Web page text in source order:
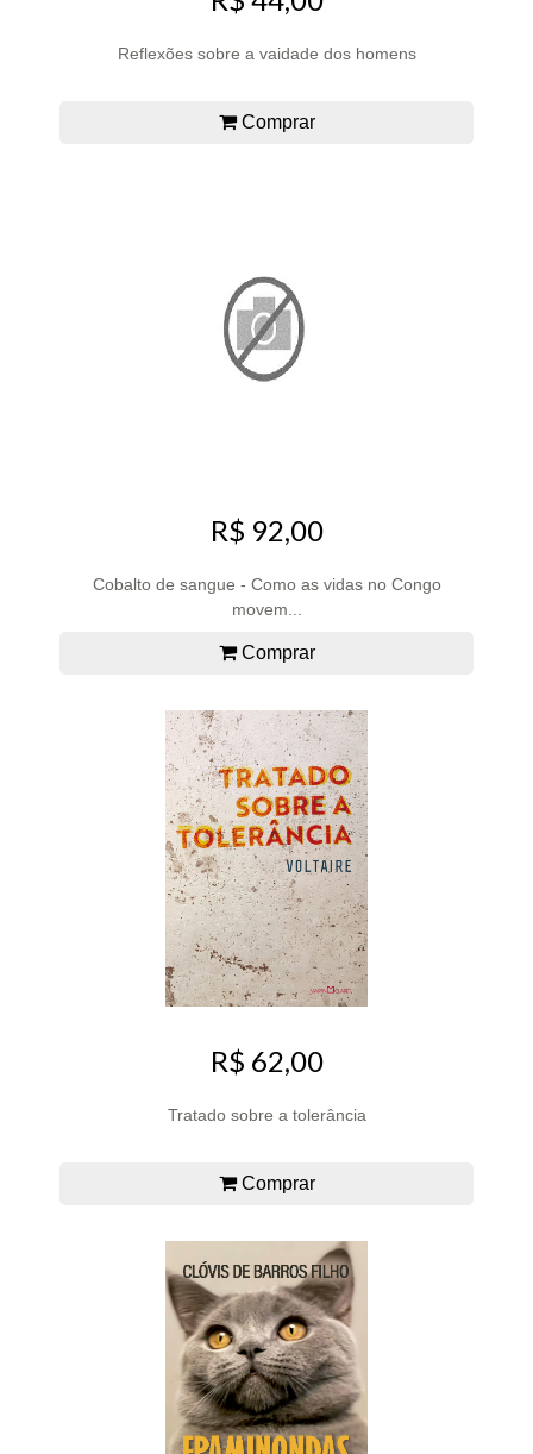
Reflexões sobre a vaidade dos homens
Comprar
R$ 92,00
Cobalto de sangue - Como as vidas no Congo
movem...
Comprar
R$ 62,00
Tratado sobre a tolerância
Comprar